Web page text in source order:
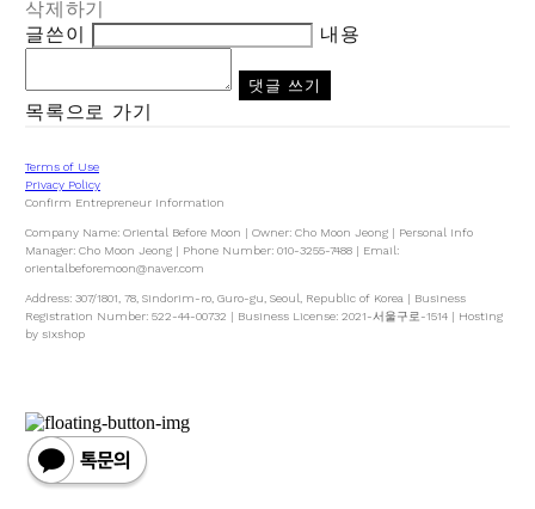
삭제하기
글쓴이
내용
댓글 쓰기
목록으로 가기
Terms of Use
Privacy Policy
Confirm Entrepreneur Information
Company Name: Oriental Before Moon | Owner: Cho Moon Jeong | Personal Info
Manager: Cho Moon Jeong | Phone Number: 010-3255-7488 | Email:
orientalbeforemoon@naver.com
Address: 307/1801, 78, Sindorim-ro, Guro-gu, Seoul, Republic of Korea | Business
Registration Number: 522-44-00732 | Business License: 2021-서울구로-1514 | Hosting
by sixshop